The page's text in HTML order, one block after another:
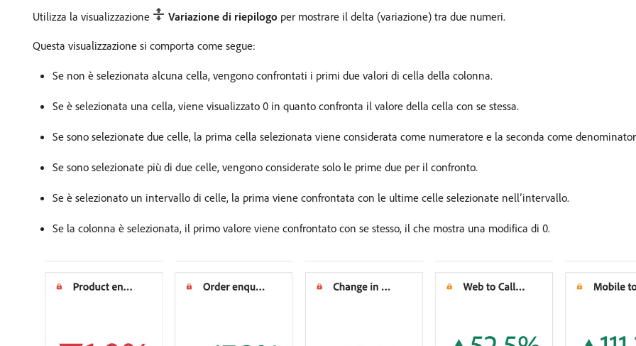
Utilizza la visualizzazione Variazione di riepilogo per mostrare il delta (variazione) tra due numeri.
Questa visualizzazione si comporta come segue:
Se non è selezionata alcuna cella, vengono confrontati i primi due valori di cella della colonna.
Se è selezionata una cella, viene visualizzato 0 in quanto confronta il valore della cella con se stessa.
Se sono selezionate due celle, la prima cella selezionata viene considerata come numeratore e la seconda come
Se sono selezionate più di due celle, vengono considerate solo le prime due per il confronto.
Se è selezionato un intervallo di celle, la prima viene confrontata con le ultime celle selezionate nell’intervallo.
Se la colonna è selezionata, il primo valore viene confrontato con se stesso, il che mostra una modifica di 0.